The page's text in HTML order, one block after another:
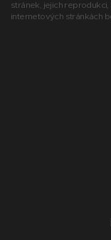
stránek, jejich
internetových stránkách